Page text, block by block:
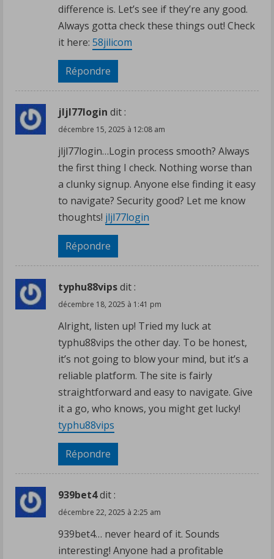
difference is. Let’s see if they’re any good.
Always gotta check these things out! Check
it here: 58jilicom
Répondre
jljl77login dit :
décembre 15, 2025 à 12:08 am
jljl77login…Login process smooth? Always
the first thing I check. Nothing worse than
a clunky signup. Anyone else finding it easy
to navigate? Security good? Let me know
thoughts! jljl77login
Répondre
typhu88vipsdit :
décembre 18, 2025 à 1:41 pm
Alright, listen up! Tried my luck at
typhu88vips the other day. To be honest,
it’s not going to blow your mind, but it’s a
reliable platform. The site is fairly
straightforward and easy to navigate. Give
it a go, who knows, you might get lucky!
typhu88vips
Répondre
939bet4dit :
décembre 22, 2025 à 2:25 am
939bet4… never heard of it. Sounds
interesting! Anyone had a profitable